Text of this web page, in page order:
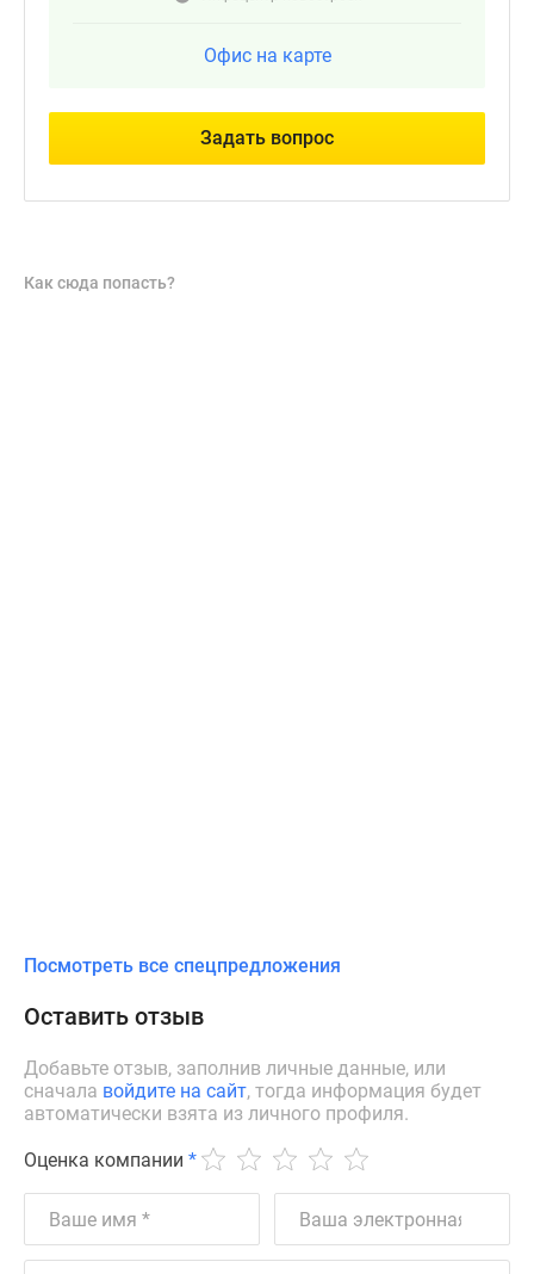
Офис на карте
Задать вопрос
Как сюда попасть?
Посмотреть все спецпредложения
Оставить отзыв
Добавьте отзыв, заполнив личные данные, или
сначала войдите на сайт, тогда информация будет
автоматически взята из личного профиля.
Оценка компании *